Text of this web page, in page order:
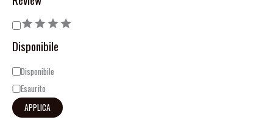
Disponibile
Disponibile
Esaurito
APPLICA